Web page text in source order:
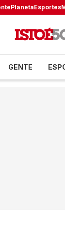
PlanetaEsportes
GENTE